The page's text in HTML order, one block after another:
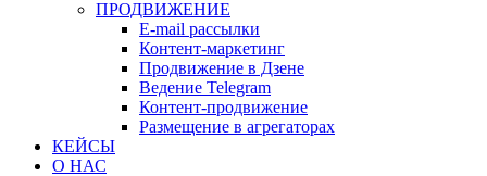
ПРОДВИЖЕНИЕ
E-mail рассылки
Контент-маркетинг
Продвижение в Дзене
Ведение Telegram
Контент-продвижение
Размещение в агрегаторах
КЕЙСЫ
О НАС